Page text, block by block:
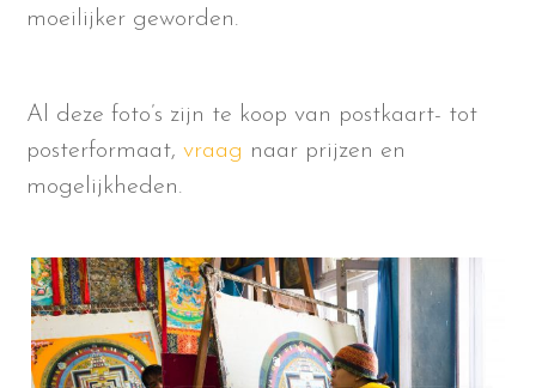
moeilijker geworden.
Al deze foto’s zijn te koop van postkaart- tot
posterformaat,vraag naar prijzen en
mogelijkheden.